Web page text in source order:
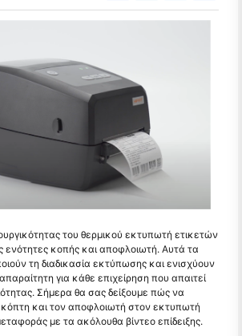
του θερμικού εκτυπωτή ετικετών
ενότητες κοπής και αποφλοιωτή. Αυτά τα
τη διαδικασία εκτύπωσης και ενισχύουν
για κάθε επιχείρηση που απαιτεί
Σήμερα θα σας δείξουμε πώς να
και τον αποφλοιωτή στον εκτυπωτή
με τα ακόλουθα βίντεο επίδειξης.